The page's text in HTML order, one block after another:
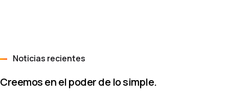
Noticias recientes
Creemos en el poder de lo simple.